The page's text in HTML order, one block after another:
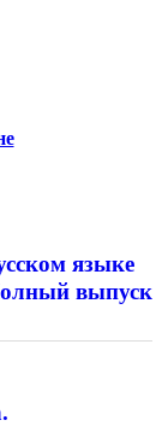
языке
выпуск